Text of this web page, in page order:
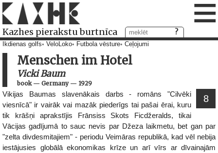
Kazhes pierakstu burtnīca ≡
Ikdienas golfs VeloLoko Futbola vēsture Ceļojumi
Menschen im Hotel
Vicki Baum
book— Germany— 1929
8
Vikijas Baumas slavenākais darbs - romāns "Cilvēki
viesnīcā" ir vairāk vai mazāk piederīgs tai pašai ērai, kuru
tik krāšņi aprakstījis Frānsiss Skots Ficdžeralds, tikai
Vācijas gadījumā to sauc nevis par Džeza laikmetu, bet gan par
"zelta divdesmitajiem" - periodu Veimāras republikā, kad vēl nebija
iestājusies globālā ekonomikas krīze un arī vīrs ar dīvainajām